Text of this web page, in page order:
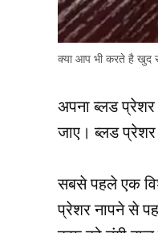
क्या आप भी करते है खुद
अपना ब्लड
जाए। ब्लड
सबसे पहले एक
प्रेशर नापने से